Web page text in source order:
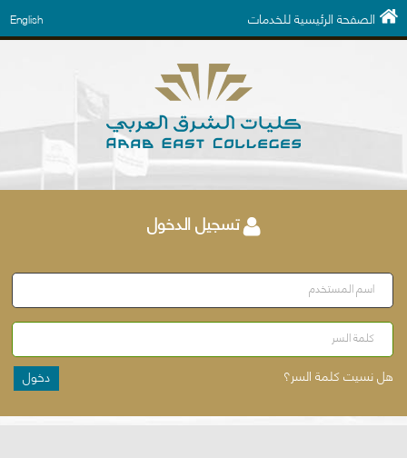
الصفحة الرئيسية للخدمات English
تسجيل الدخول
اسم المستخدم
كلمة السر
هل نسيت كلمة السر؟ دخول